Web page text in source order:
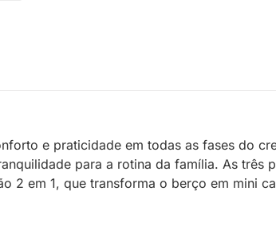
e praticidade em todas as fases do
para a rotina da família. As três
2 em 1, que transforma o berço em mini